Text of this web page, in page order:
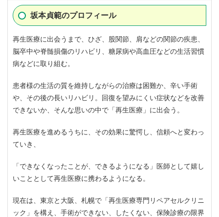
坂本貞範のプロフィール
再生医療に出会うまで、ひざ、股関節、肩などの関節の疾患、
脳卒中や脊髄損傷のリハビリ、糖尿病や高血圧などの生活習慣
病などに取り組む。
患者様の生活の質を維持しながらの治療は困難か、辛い手術
や、その後の長いリハビリ。回復を望みにくい症状などを改善
できないか、そんな思いの中で「再生医療」に出会う。
再生医療を進めるうちに、その効果に驚愕し、信頼へと変わっ
ていき、
「できなくなったことが、できるようになる」医師として嬉し
いこととして再生医療に携わるようになる。
現在は、東京と大阪、札幌で「再生医療専門リペアセルクリニ
ック」を構え、手術ができない、したくない、保険診療の限界